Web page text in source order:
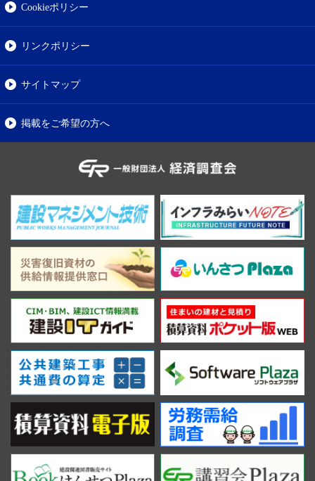
Cookieポリシー
リンクポリシー
サイトマップ
掲載をご希望の方へ